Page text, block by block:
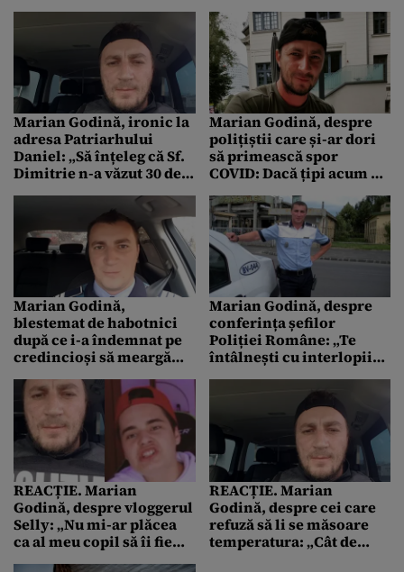
supere Guvernul”
Marian Godină, ironic la
adresa Patriarhului
Daniel: „Să înțeleg că Sf.
Dimitrie n-a văzut 30 de
Marian Godină, despre
polițiștii care și-ar dori
să primească spor
COVID: Dacă țipi acum că
financiar, pentru mine
ești un om lipsit de
scrupule
Marian Godină,
blestemat de habotnici
după ce i-a îndemnat pe
credincioși să meargă
„Sf Parascheva să te
zguduie la noapte,
josnicule!”
Marian Godină, despre
conferința șefilor
Poliției Române: „Te
întâlnești cu interlopii
Dacă știi că-s intrlopi, de
ce sunt oamenii ăia
REACȚIE. Marian
Godină, despre vloggerul
Selly: „Nu mi-ar plăcea
ca al meu copil să îi fie
REACȚIE. Marian
Godină, despre cei care
refuză să li se măsoare
temperatura: „Cât de